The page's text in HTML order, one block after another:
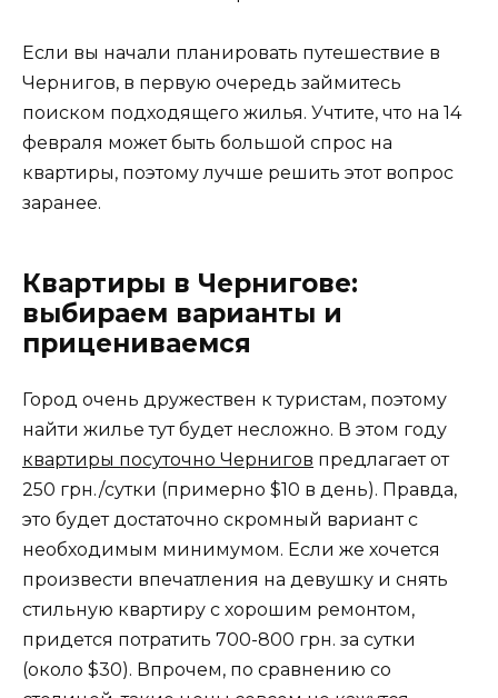
Если вы начали планировать путешествие в
Чернигов, в первую очередь займитесь
поиском подходящего жилья. Учтите, что на 14
февраля может быть большой спрос на
квартиры, поэтому лучше решить этот вопрос
заранее.
Квартиры в Чернигове:
выбираем варианты и
прицениваемся
Город очень дружествен к туристам, поэтому
найти жилье тут будет несложно. В этом году
квартиры посуточно Чернигов предлагает от
250 грн./сутки (примерно $10 в день). Правда,
это будет достаточно скромный вариант с
необходимым минимумом. Если же хочется
произвести впечатления на девушку и снять
стильную квартиру с хорошим ремонтом,
придется потратить 700-800 грн. за сутки
(около $30). Впрочем, по сравнению со